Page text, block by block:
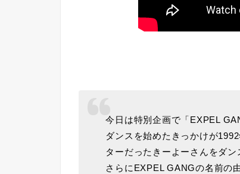
今日は特別企画で「EXPEL
ダンスを始めたきっかけが
ターだったきーよーさんをダ
さらにEXPEL GANGの名前の